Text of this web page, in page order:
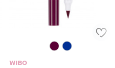
WIBO